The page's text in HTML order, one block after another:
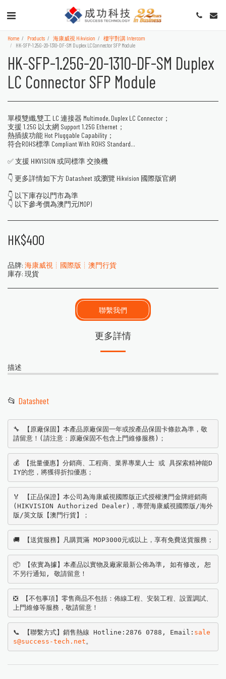
Home Products 海康威視 Hikvision
樓宇對講 Intercom
HK-SFP-1.25G-20-1310-DF-SM Duplex LC Connector SFP Module
HK-SFP-1.25G-20-1310-DF-SM Duplex
LC Connector SFP Module
單模雙纖,雙工 LC 連接器 Multimode, Duplex LC Connector；
支援 1.25G 以太網 Support 1.25G Ethernet；
熱插拔功能 Hot Pluggable Capability；
符合ROHS標準 Compliant With ROHS Standard...
✅ 支援 HIKVISION 或同標準 交換機
👇 更多詳情如下方 Datasheet 或瀏覽 Hikvision 國際版官網
👇 以下庫存以門市為準
👇 以下參考價為澳門元(MOP)
HK$400
品牌: 海康威視┊國際版┊澳門行貨
庫存: 現貨
聯繫我們
更多詳情
描述
📂 Datasheet
🔧 【原廠保固】本產品原廠保固一年或按產品保固卡條款為準，敬
請留意！(請注意：原廠保固不包含上門維修服務)；
💰 【批量優惠】分銷商、工程商、業界專業人士 或 具探索精神能D
IY的您，將獲得折扣優惠；
🏅 【正品保證】本公司為海康威視國際版正式授權澳門金牌經銷商
(HIKVISION Authorized Dealer)，專營海康威視國際版/海外
版/英文版【澳門行貨】；
🚚 【送貨服務】凡購買滿 MOP3000元或以上，享有免費送貨服務；
📦 【依實為據】本產品以實物及廠家最新公佈為準, 如有修改, 恕
不另行通知, 敬請留意！
❎ 【不包事項】零售商品不包括：佈線工程、安裝工程、設置調試、
上門維修等服務，敬請留意！
📞 【聯繫方式】銷售熱線 Hotline:2876 0788, Email: sale
s@success-tech.net 。